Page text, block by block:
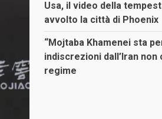
Usa, il video della
avvolto la città di Phoenix
“Mojtaba Khamenei sta
indiscrezioni dall’Iran
regime